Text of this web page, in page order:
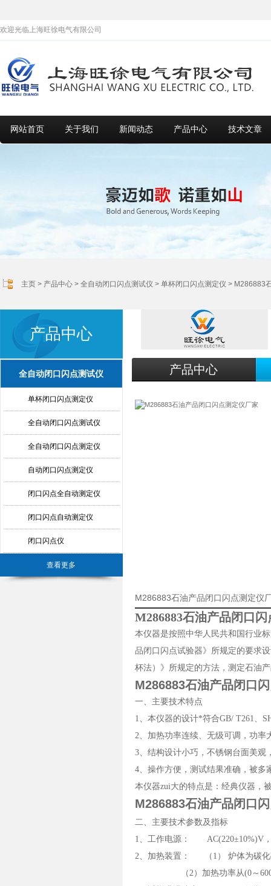
欢迎光临上海旺徐电气有限公司
网站首页 关于我们 新闻动态 产品中心 技术文章
主页 > 产品中心 > 全自动闭口闪点测试仪 > 单杯闭口闪点测定仪 > M286883
产品中心
全自动闭口闪点测试仪
单杯闭口闪点测定仪
全自动闭口闪点测试仪
全自动闭口闪点测定仪
自动闭口闪点测定仪
闭口闪点全自动测定仪
闭口闪点自动测定仪
闭口闪点仪
查看更多
产品中心
M286883石油产品闭口闪点测定仪
M286883石油产品闭口
本仪器是按照中华人民共和国行业
品闭口闪点试验器》所规定的要求
杯法）》所规定的方法，测定石油
M286883石油产品闭口
一、主要技术特点
1、本仪器的设计*符合GB/ T261、
2、加热功率连续、无级可调，功
3、结构设计小巧，不锈钢台面美观
4、操作方便，测试结果准确，被多
本仪器zui大的特点是：经典仪器，
M286883石油产品闭口
二、主要技术参数及指标
1、工作电源： AC(220±10%)V
2、加热装置： （1） 炉体为碳化
（2）加热功率从(0～